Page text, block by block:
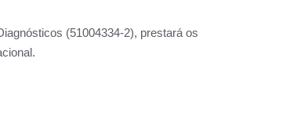
(51004334-2), prestará os